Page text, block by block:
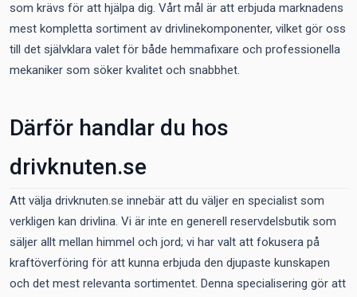
som krävs för att hjälpa dig. Vårt mål är att erbjuda marknadens
mest kompletta sortiment av drivlinekomponenter, vilket gör oss
till det självklara valet för både hemmafixare och professionella
mekaniker som söker kvalitet och snabbhet.
Därför handlar du hos
drivknuten.se
Att välja drivknuten.se innebär att du väljer en specialist som
verkligen kan drivlina. Vi är inte en generell reservdelsbutik som
säljer allt mellan himmel och jord; vi har valt att fokusera på
kraftöverföring för att kunna erbjuda den djupaste kunskapen
och det mest relevanta sortimentet. Denna specialisering gör att